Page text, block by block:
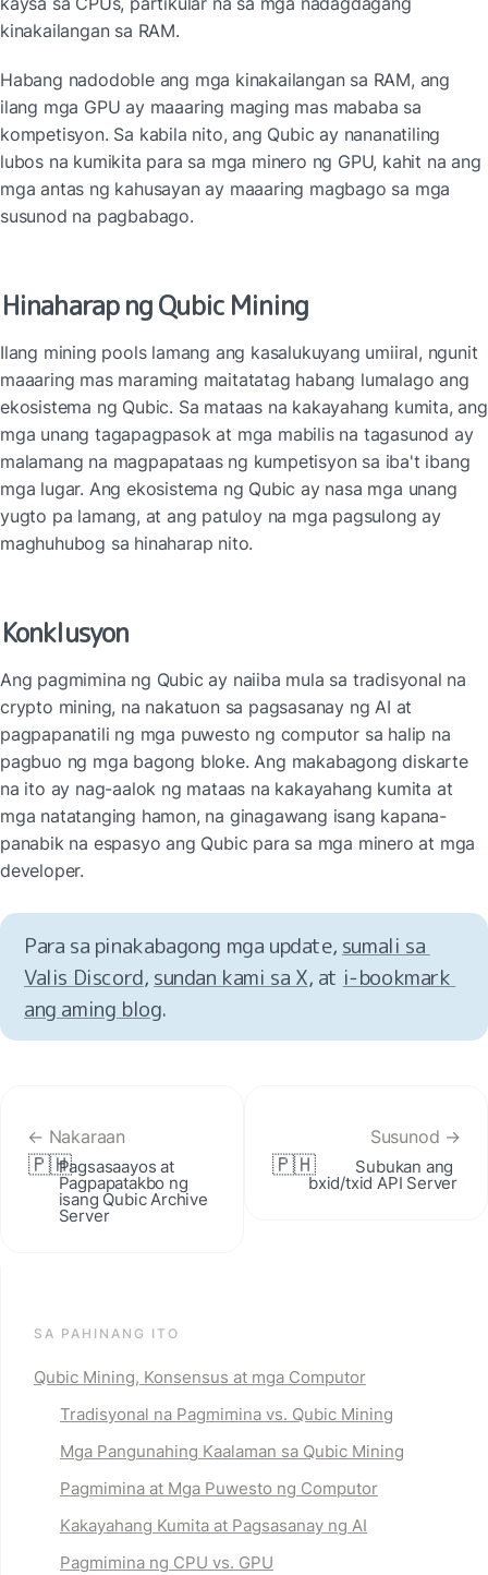
kinakailangan sa RAM.
Habang nadodoble ang mga kinakailangan sa RAM, ang
ilang mga GPU ay maaaring maging mas mababa sa
kompetisyon. Sa kabila nito, ang Qubic ay nananatiling
lubos na kumikita para sa mga minero ng GPU, kahit na ang
mga antas ng kahusayan ay maaaring magbago sa mga
susunod na pagbabago.
Hinaharap ng Qubic Mining
Ilang mining pools lamang ang kasalukuyang umiiral, ngunit
maaaring mas maraming maitatatag habang lumalago ang
ekosistema ng Qubic. Sa mataas na kakayahang kumita, ang
mga unang tagapagpasok at mga mabilis na tagasunod ay
malamang na magpapataas ng kumpetisyon sa iba't ibang
mga lugar. Ang ekosistema ng Qubic ay nasa mga unang
yugto pa lamang, at ang patuloy na mga pagsulong ay
maghuhubog sa hinaharap nito.
Konklusyon
Ang pagmimina ng Qubic ay naiiba mula sa tradisyonal na
crypto mining, na nakatuon sa pagsasanay ng AI at
pagpapanatili ng mga puwesto ng computor sa halip na
pagbuo ng mga bagong bloke. Ang makabagong diskarte
na ito ay nag-aalok ng mataas na kakayahang kumita at
mga natatanging hamon, na ginagawang isang kapana-
panabik na espasyo ang Qubic para sa mga minero at mga
developer.
Para sa pinakabagong mga update, sumali sa
Valis Discord, sundan kami sa X, at i‑bookmark
ang aming blog.
← Nakaraan
🇵🇭Pagsasaayos at
Pagpapatakbo ng
isang Qubic Archive
Server
Susunod →
🇵🇭 Subukan ang
bxid/txid API Server
SA PAHINANG ITO
Qubic Mining, Konsensus at mga Computor
Tradisyonal na Pagmimina vs. Qubic Mining
Mga Pangunahing Kaalaman sa Qubic Mining
Pagmimina at Mga Puwesto ng Computor
Kakayahang Kumita at Pagsasanay ng AI
Pagmimina ng CPU vs. GPU